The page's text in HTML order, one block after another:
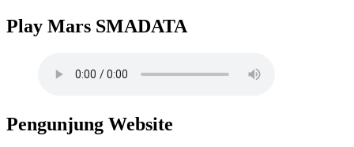
Play Mars SMADATA
Pengunjung Website